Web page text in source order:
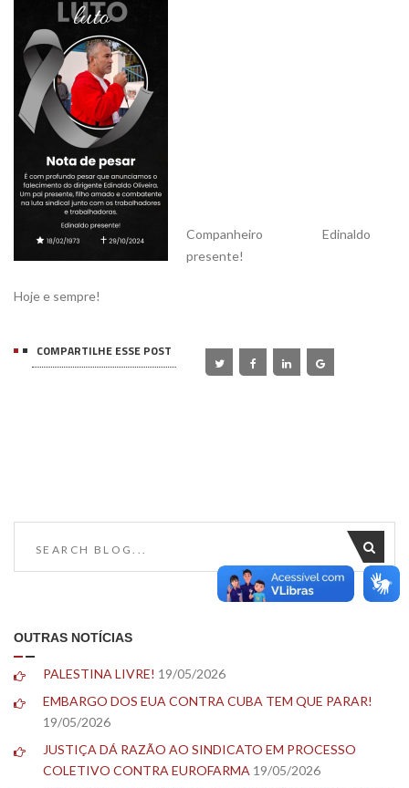
Companheiro Edinaldo
presente!
Hoje e sempre!
COMPARTILHE ESSE POST
OUTRAS NOTÍCIAS
PALESTINA LIVRE! 19/05/2026
EMBARGO DOS EUA CONTRA CUBA TEM QUE PARAR!
19/05/2026
JUSTIÇA DÁ RAZÃO AO SINDICATO EM PROCESSO
COLETIVO CONTRA EUROFARMA 19/05/2026